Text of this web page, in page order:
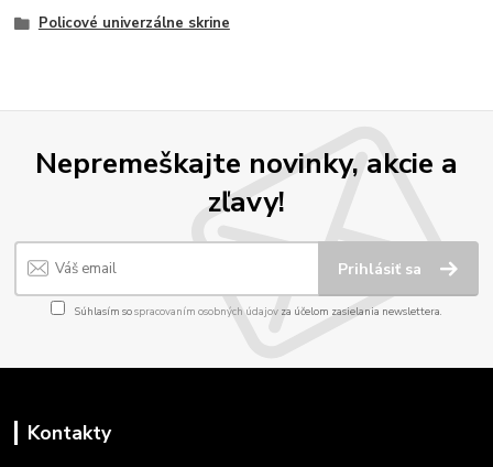
Policové univerzálne skrine
Nepremeškajte novinky, akcie a
zľavy!
Prihlásiť sa
Súhlasím sospracovaním osobných údajov za účelom zasielania newslettera.
Kontakty